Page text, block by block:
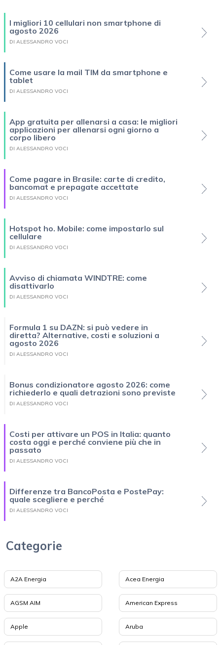
I migliori 10 cellulari non smartphone di
agosto 2026
DI ALESSANDRO VOCI
Come usare la mail TIM da smartphone e
tablet
DI ALESSANDRO VOCI
App gratuita per allenarsi a casa: le migliori
applicazioni per allenarsi ogni giorno a
corpo libero
DI ALESSANDRO VOCI
Come pagare in Brasile: carte di credito,
bancomat e prepagate accettate
DI ALESSANDRO VOCI
Hotspot ho. Mobile: come impostarlo sul
cellulare
DI ALESSANDRO VOCI
Avviso di chiamata WINDTRE: come
disattivarlo
DI ALESSANDRO VOCI
Formula 1 su DAZN: si può vedere in
diretta? Alternative, costi e soluzioni a
agosto 2026
DI ALESSANDRO VOCI
Bonus condizionatore agosto 2026: come
richiederlo e quali detrazioni sono previste
DI ALESSANDRO VOCI
Costi per attivare un POS in Italia: quanto
costa oggi e perché conviene più che in
passato
DI ALESSANDRO VOCI
Differenze tra BancoPosta e PostePay:
quale scegliere e perché
DI ALESSANDRO VOCI
Categorie
A2A Energia Acea Energia
AGSM AIM American Express
Apple Aruba